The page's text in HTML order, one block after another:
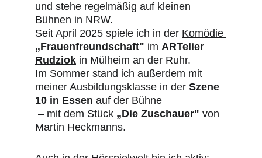
und stehe regelmäßig auf kleinen
Bühnen in NRW.
Seit April 2025 spiele ich in der Komödie
„Frauenfreundschaft" im ARTelier
Rudziok in Mülheim an der Ruhr.
Im Sommer stand ich außerdem mit
meiner Ausbildungsklasse in der Szene
10 in Essen auf der Bühne
– mit dem Stück „Die Zuschauer" von
Martin Heckmanns.